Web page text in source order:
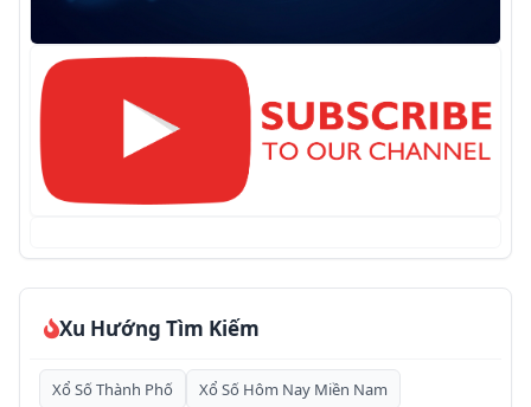
Xu Hướng Tìm Kiếm
Xổ Số Thành Phố
Xổ Số Hôm Nay Miền Nam